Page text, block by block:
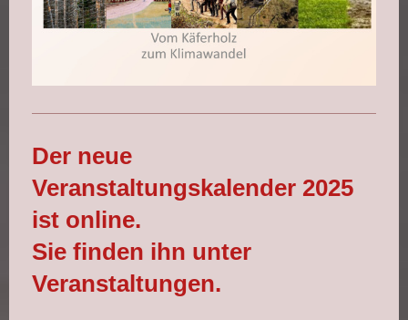
Der neue
Veranstaltungskalender 2025
ist online.
Sie finden ihn unter
Veranstaltungen.